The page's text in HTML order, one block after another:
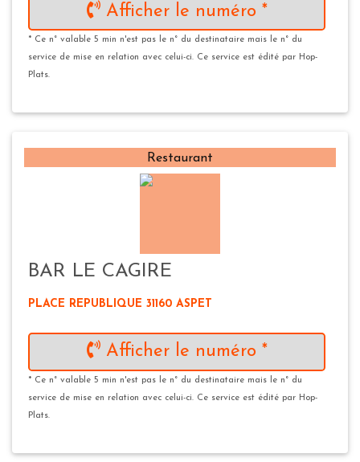
Afficher le numéro *
* Ce n° valable 5 min n'est pas le n° du destinataire mais le n° du
service de mise en relation avec celui-ci. Ce service est édité par Hop-
Plats.
Restaurant
BAR LE CAGIRE
PLACE REPUBLIQUE 31160 ASPET
Afficher le numéro *
* Ce n° valable 5 min n'est pas le n° du destinataire mais le n° du
service de mise en relation avec celui-ci. Ce service est édité par Hop-
Plats.